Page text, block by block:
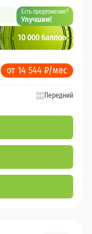
Есть предложение?
Улучшим!
10 000 баллов
от 14 544 ₽/мес
Передний